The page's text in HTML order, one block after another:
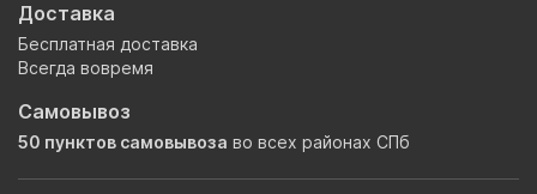
Доставка
Бесплатная доставка
Всегда вовремя
Самовывоз
50 пунктов самовывоза во всех районах СПб